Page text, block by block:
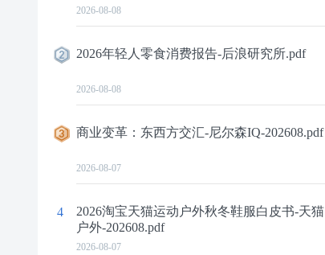
2026-08-08
2026年轻人零食消费报告-后浪研究所.pdf
2026-08-08
商业变革：东西方交汇-尼尔森IQ-202608.pdf
2026-08-07
4
2026淘宝天猫运动户外秋冬鞋服白皮书-天猫
户外-202608.pdf
2026-08-07